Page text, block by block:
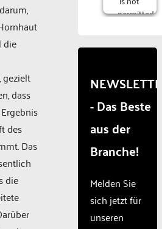
die
dass
des
Das
die
permitted
due to
that
are
not
disclosed
to the
The
owner
needs
to
setup
- Das Beste
aus der
Branche!
Melden Sie
sich jetzt für
unseren